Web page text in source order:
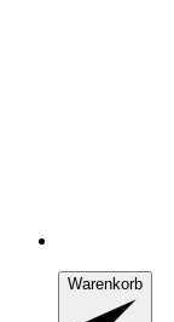
Warenkorb